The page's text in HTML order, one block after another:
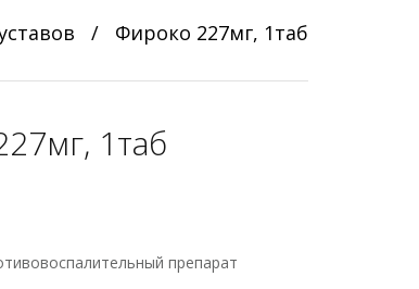
/ Фироко 227мг, 1таб
1таб
препарат